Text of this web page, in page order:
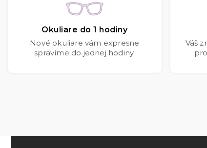
Okuliare do 1 hodiny
Nové okuliare vám expresne
spravíme do jednej hodiny.
Váš